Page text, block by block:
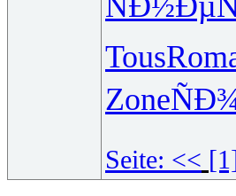
Tous
Zone
Seite: <<